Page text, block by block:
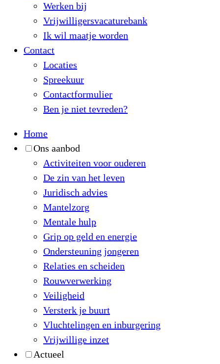
Werken bij
Vrijwilligersvacaturebank
Ik wil maatje worden
Contact
Locaties
Spreekuur
Contactformulier
Ben je niet tevreden?
Home
Ons aanbod
Activiteiten voor ouderen
De zin van het leven
Juridisch advies
Mantelzorg
Mentale hulp
Grip op geld en energie
Ondersteuning jongeren
Relaties en scheiden
Rouwverwerking
Veiligheid
Versterk je buurt
Vluchtelingen en inburgering
Vrijwillige inzet
Actueel